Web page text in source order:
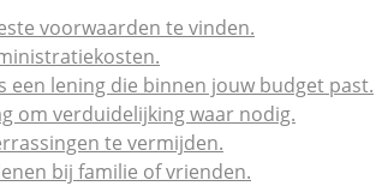
voorwaarden te vinden.
een lening die binnen jouw budget past.
om verduidelijking waar nodig.
te vermijden.
bij familie of vrienden.